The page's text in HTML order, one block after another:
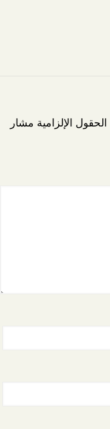
الحقول الإلزامية مشار